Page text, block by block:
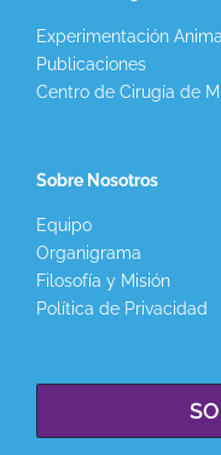
Experimentación Animal
Publicaciones
Centro de Cirugía de
Sobre Nosotros
Equipo
Organigrama
Filosofía y Misión
Política de Privacidad